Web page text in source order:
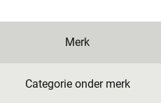
Merk
Categorie onder merk